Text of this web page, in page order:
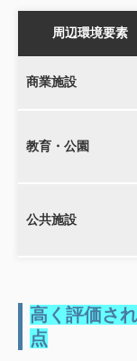
周辺環境要素
商業施設
教育・公園
公共施設
高く評価さ
点